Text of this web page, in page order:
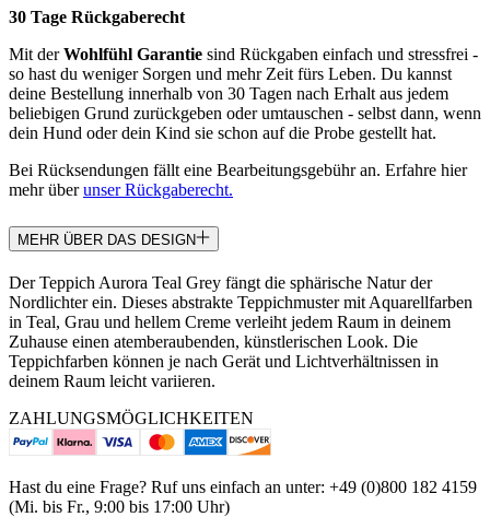
30 Tage Rückgaberecht
Mit derWohlfühl Garantie sind Rückgaben einfach und stressfrei -
so hast du weniger Sorgen und mehr Zeit fürs Leben. Du kannst
deine Bestellung innerhalb von 30 Tagen nach Erhalt aus jedem
beliebigen Grund zurückgeben oder umtauschen - selbst dann, wenn
dein Hund oder dein Kind sie schon auf die Probe gestellt hat.
Bei Rücksendungen fällt eine Bearbeitungsgebühr an. Erfahre hier
mehr überunser Rückgaberecht.
MEHR ÜBER DAS DESIGN
Der Teppich Aurora Teal Grey fängt die sphärische Natur der
Nordlichter ein. Dieses abstrakte Teppichmuster mit Aquarellfarben
in Teal, Grau und hellem Creme verleiht jedem Raum in deinem
Zuhause einen atemberaubenden, künstlerischen Look. Die
Teppichfarben können je nach Gerät und Lichtverhältnissen in
deinem Raum leicht variieren.
ZAHLUNGSMÖGLICHKEITEN
Hast du eine Frage? Ruf uns einfach an unter: +49 (0)800 182 4159
(Mi. bis Fr., 9:00 bis 17:00 Uhr)